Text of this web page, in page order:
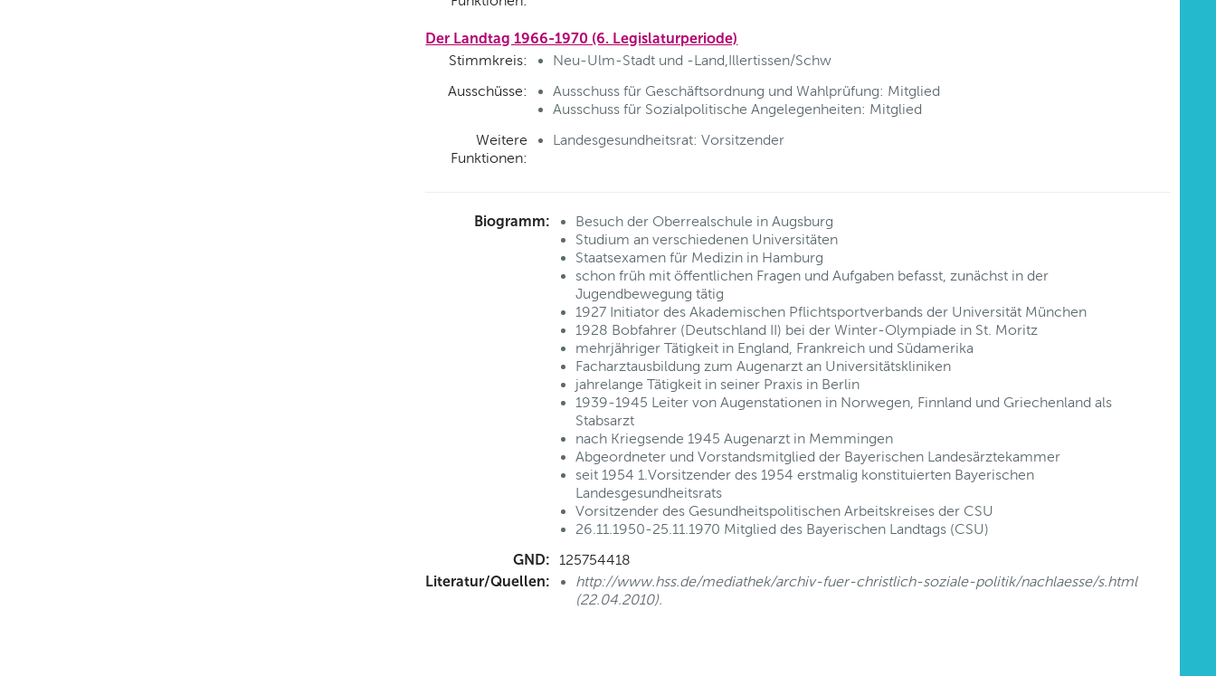
Der Landtag 1966-1970 (6. Legislaturperiode)
Stimmkreis:
Neu-Ulm-Stadt und -Land,Illertissen/Schw
Ausschüsse:
Ausschuss für Geschäftsordnung und Wahlprüfung: Mitglied
Ausschuss für Sozialpolitische Angelegenheiten: Mitglied
Weitere
Funktionen:
Landesgesundheitsrat: Vorsitzender
Biogramm:
Besuch der Oberrealschule in Augsburg
Studium an verschiedenen Universitäten
Staatsexamen für Medizin in Hamburg
schon früh mit öffentlichen Fragen und Aufgaben befasst, zunächst in der
Jugendbewegung tätig
1927 Initiator des Akademischen Pflichtsportverbands der Universität München
1928 Bobfahrer (Deutschland II) bei der Winter-Olympiade in St. Moritz
mehrjähriger Tätigkeit in England, Frankreich und Südamerika
Facharztausbildung zum Augenarzt an Universitätskliniken
jahrelange Tätigkeit in seiner Praxis in Berlin
1939-1945 Leiter von Augenstationen in Norwegen, Finnland und Griechenland als
Stabsarzt
nach Kriegsende 1945 Augenarzt in Memmingen
Abgeordneter und Vorstandsmitglied der Bayerischen Landesärztekammer
seit 1954 1.Vorsitzender des 1954 erstmalig konstituierten Bayerischen
Landesgesundheitsrats
Vorsitzender des Gesundheitspolitischen Arbeitskreises der CSU
26.11.1950-25.11.1970 Mitglied des Bayerischen Landtags (CSU)
GND: 125754418
Literatur/Quellen:
http://www.hss.de/mediathek/archiv-fuer-christlich-soziale-politik/nachlaesse/s.html
(22.04.2010).